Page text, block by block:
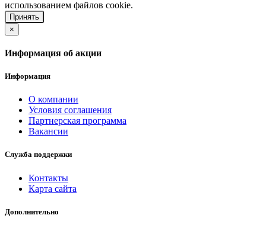
использованием файлов cookie.
Принять
×
Информация об акции
Информация
О компании
Условия соглашения
Партнерская программа
Вакансии
Служба поддержки
Контакты
Карта сайта
Дополнительно